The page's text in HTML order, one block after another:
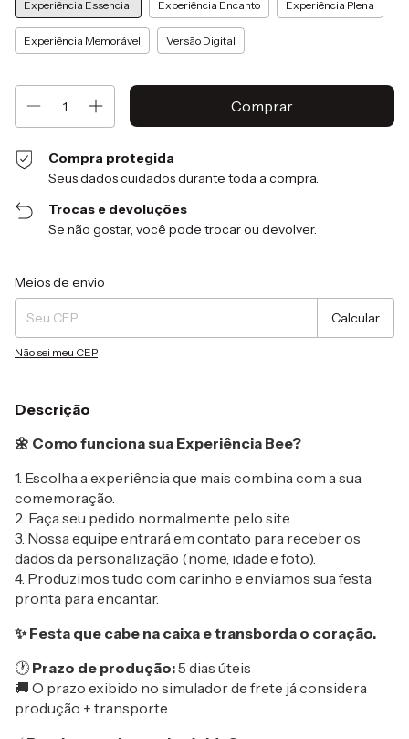
Experiência Essencial Experiência Encanto Experiência Plena
Experiência Memorável Versão Digital
Compra protegida
Seus dados cuidados durante toda a compra.
Trocas e devoluções
Se não gostar, você pode trocar ou devolver.
Entregas para o CEP:
Meios de envio
Calcular
Não sei meu CEP
Descrição
🌼 Como funciona sua Experiência Bee?
1. Escolha a experiência que mais combina com a sua
comemoração.
2. Faça seu pedido normalmente pelo site.
3. Nossa equipe entrará em contato para receber os
dados da personalização (nome, idade e foto).
4. Produzimos tudo com carinho e enviamos sua festa
pronta para encantar.
✨ Festa que cabe na caixa e transborda o coração.
🕐 Prazo de produção:5 dias úteis
🚚 O prazo exibido no simulador de frete já considera
produção + transporte.